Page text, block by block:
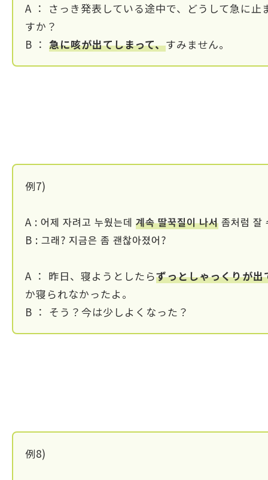
A ： さっき発表している途中で、どうして急に止
すか？
B ： 急に咳が出てしまって、すみません。
例7)
A : 어제 자려고 누웠는데 계속 딸꾹질이 나서 좀처럼 잘
B : 그래? 지금은 좀 괜찮아졌어?
A ： 昨日、寝ようとしたらずっとしゃっくりが出
か寝られなかったよ。
B ： そう？今は少しよくなった？
例8)